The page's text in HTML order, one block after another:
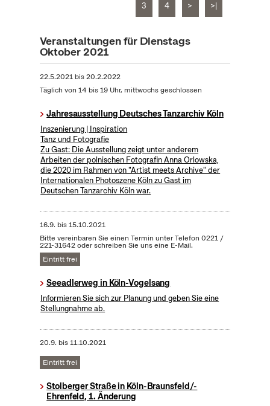
3 4 > >|
Veranstaltungen für Dienstags
Oktober 2021
22.5.2021bis20.2.2022
Täglich von 14 bis 19 Uhr, mittwochs geschlossen
Jahresausstellung Deutsches Tanzarchiv Köln
Inszenierung | Inspiration
Tanz und Fotografie
Zu Gast: Die Ausstellung zeigt unter anderem
Arbeiten der polnischen Fotografin Anna Orlowska,
die 2020 im Rahmen von "Artist meets Archive" der
Internationalen Photoszene Köln zu Gast im
Deutschen Tanzarchiv Köln war.
16.9. bis15.10.2021
Bitte vereinbaren Sie einen Termin unter Telefon 0221 /
221-31642 oder schreiben Sie uns eine E-Mail.
Eintritt frei
Seeadlerweg in Köln-Vogelsang
Informieren Sie sich zur Planung und geben Sie eine
Stellungnahme ab.
20.9. bis11.10.2021
Eintritt frei
Stolberger Straße in Köln-Braunsfeld/-
Ehrenfeld, 1. Änderung